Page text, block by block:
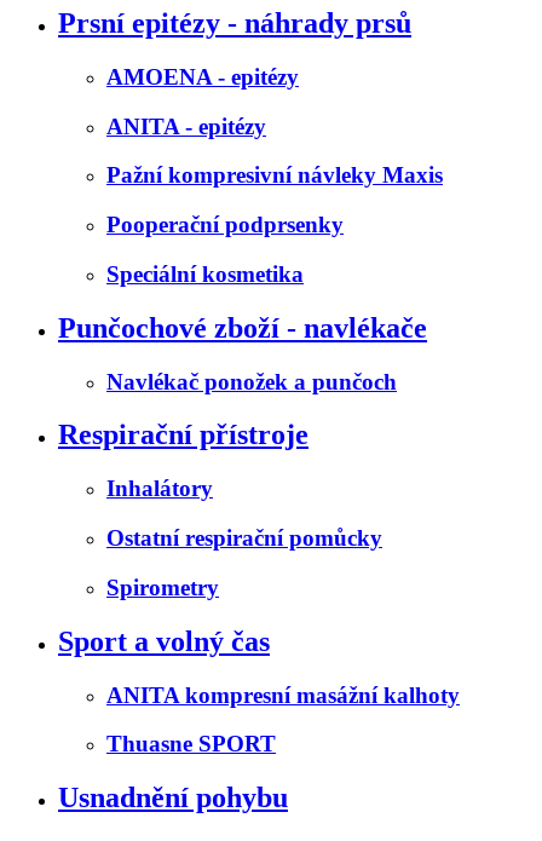
Prsní epitézy - náhrady prsů
AMOENA - epitézy
ANITA - epitézy
Pažní kompresivní návleky Maxis
Pooperační podprsenky
Speciální kosmetika
Punčochové zboží - navlékače
Navlékač ponožek a punčoch
Respirační přístroje
Inhalátory
Ostatní respirační pomůcky
Spirometry
Sport a volný čas
ANITA kompresní masážní kalhoty
Thuasne SPORT
Usnadnění pohybu